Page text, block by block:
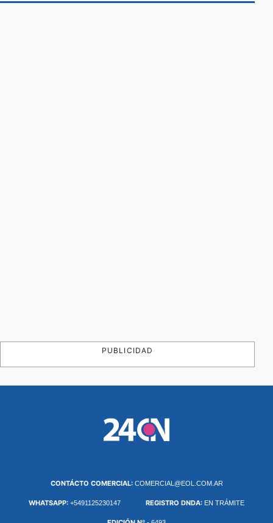
PUBLICIDAD
CONTÁCTO COMERCIAL: COMERCIAL@EOL.COM.AR
WHATSAPP: +5491125230147 REGISTRO DNDA: EN TRÁMITE